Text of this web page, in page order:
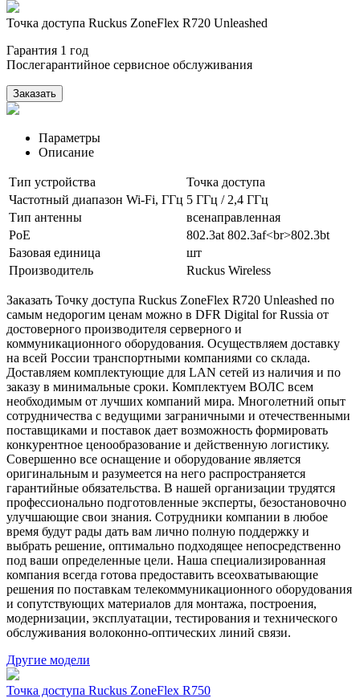
Точка доступа Ruckus ZoneFlex R720 Unleashed
Гарантия 1 год
Послегарантийное сервисное обслуживания
Заказать
Параметры
Описание
Тип устройства
Точка доступа
Частотный диапазон Wi-Fi, ГГц 5 ГГц / 2,4 ГГц
Тип антенны
всенаправленная
PoE
802.3at 802.3af<br>802.3bt
Базовая единица
шт
Производитель
Ruckus Wireless
Заказать Точку доступа Ruckus ZoneFlex R720 Unleashed по
самым недорогим ценам можно в DFR Digital for Russia от
достоверного производителя серверного и
коммуникационного оборудования. Осуществляем доставку
на всей России транспортными компаниями со склада.
Доставляем комплектующие для LAN сетей из наличия и по
заказу в минимальные сроки. Комплектуем ВОЛС всем
необходимым от лучших компаний мира. Многолетний опыт
сотрудничества с ведущими заграничными и отечественными
поставщиками и поставок дает возможность формировать
конкурентное ценообразование и действенную логистику.
Совершенно все оснащение и оборудование является
оригинальным и разумеется на него распространяется
гарантийные обязательства. В нашей организации трудятся
профессионально подготовленные эксперты, безостановочно
улучшающие свои знания. Сотрудники компании в любое
время будут рады дать вам лично полную поддержку и
выбрать решение, оптимально подходящее непосредственно
под ваши определенные цели. Наша специализированная
компания всегда готова предоставить всеохватывающие
решения по поставкам телекоммуникационного оборудования
и сопутствующих материалов для монтажа, построения,
модернизации, эксплуатации, тестирования и технического
обслуживания волоконно-оптических линий связи.
Другие модели
Точка доступа Ruckus ZoneFlex R750